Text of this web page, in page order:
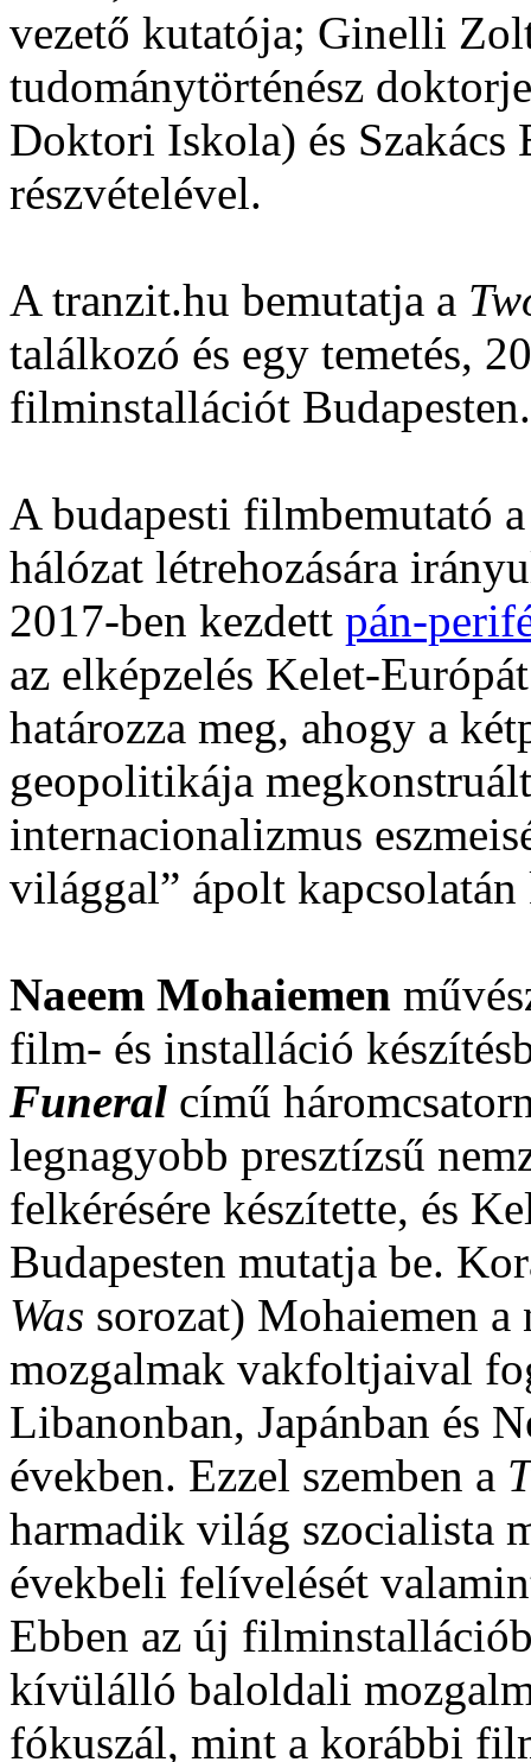
vezető kutatója; Ginelli
tudománytörténész
Doktori Iskola) és Szakács
részvételével.
A tranzit.hu bemutatja a
találkozó és egy temetés,
filminstallációt Budapesten.
A budapesti filmbemutató
hálózat létrehozására
2017-ben kezdett pán-
az elképzelés Kelet-
határozza meg, ahogy a
geopolitikája
internacionalizmus
világgal” ápolt kapcsolatán
Naeem Mohaiemen
film- és installáció
Funeral című
legnagyobb presztízsű
felkérésére készítette, és
Budapesten mutatja be.
Was sorozat) Mohaiemen
mozgalmak vakfoltjaival
Libanonban, Japánban és
években. Ezzel szemben a
harmadik világ szocialista
évekbeli felívelését
Ebben az új
kívülálló baloldali
fókuszál, mint a korábbi